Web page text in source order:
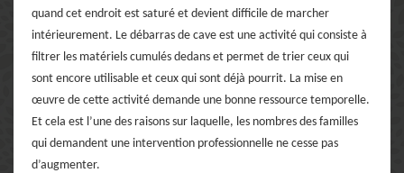
quand cet endroit est saturé et devient difficile de marcher
intérieurement. Le débarras de cave est une activité qui consiste à
filtrer les matériels cumulés dedans et permet de trier ceux qui
sont encore utilisable et ceux qui sont déjà pourrit. La mise en
œuvre de cette activité demande une bonne ressource temporelle.
Et cela est l’une des raisons sur laquelle, les nombres des familles
qui demandent une intervention professionnelle ne cesse pas
d’augmenter.